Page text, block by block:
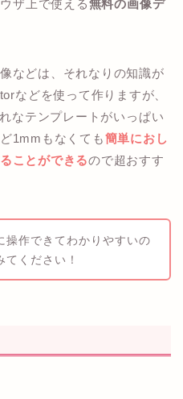
ザ上で使える無料の画像デ
などは、それなりの知識が
などを使って作りますが、
なテンプレートがいっぱい
1mmもなくても簡単におし
ことができるので超おすす
操作できてわかりやすいの
てください！